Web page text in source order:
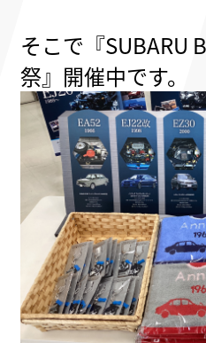
そこで『SUBARU
祭』開催中です。